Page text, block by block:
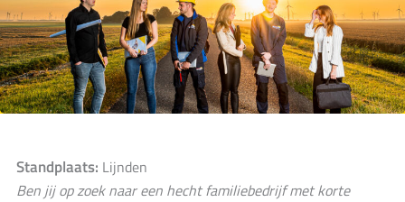
Standplaats: Lijnden
Ben jij op zoek naar een hecht familiebedrijf met korte